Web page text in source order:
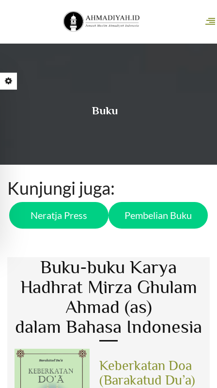
Buku
Kunjungi juga:
Neratja Press Pembelian Buku
Buku-buku Karya
Hadhrat Mirza Ghulam
Ahmad (as)
dalam Bahasa Indonesia
Keberkatan Doa
(Barakatud Du’a)